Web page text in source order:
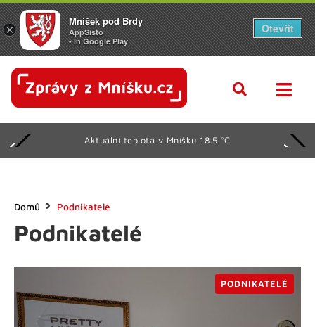
Aktuální teplota v Mníšku 18.5 °C
Podnikatelé
Domů Podnikatelé
PODNIKATELÉ
×
Mníšek pod Brdy
AppSisto
- In Google Play
Otevřít